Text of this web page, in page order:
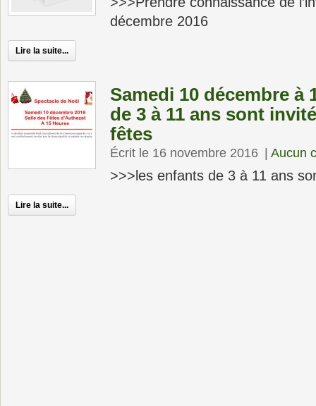
décembre 2016
Lire la suite...
Samedi 10 décembre à
de 3 à 11 ans sont
fêtes
Écrit le 16 novembre 2016 Aucun
>>>les enfants de 3 à 11 ans
Lire la suite...